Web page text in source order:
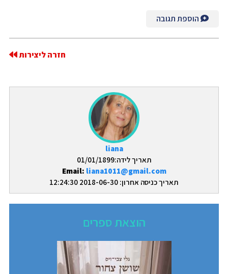
liana
תאריך לידה:01/01/1899
Email: liana1011@gmail.com
תאריך כניסה אחרון: 2018-06-30 12:24:30
הוצאת ספרים
הוספת תגובה
חזרה ליצירות